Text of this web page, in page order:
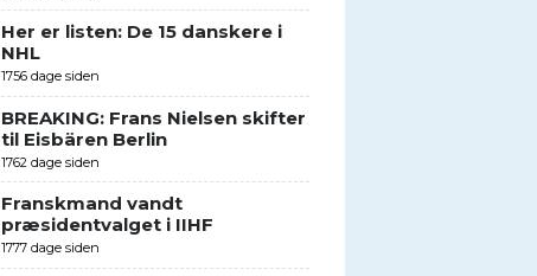
Her er listen: De 15 danskere i
NHL
1756 dage siden
BREAKING: Frans Nielsen skifter
til Eisbären Berlin
1762 dage siden
Franskmand vandt
præsidentvalget i IIHF
1777 dage siden